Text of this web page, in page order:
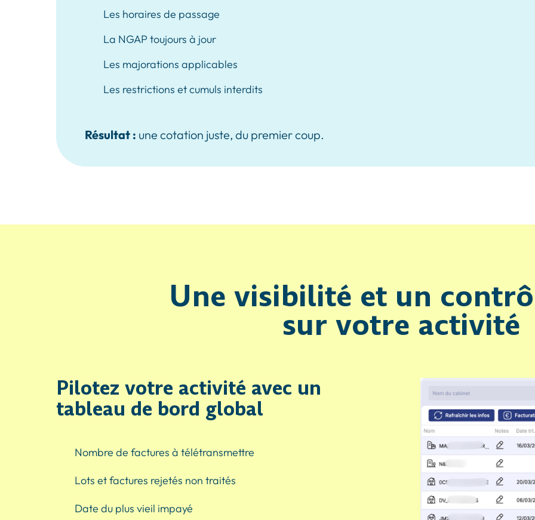
Les horaires de passage
La NGAP toujours à jour
Les majorations applicables
Les restrictions et cumuls interdits
Résultat : une cotation juste, du premier coup.
Une visibilité et un
sur votre activité
Pilotez votre activité avec un
tableau de bord global
Nombre de factures à télétransmettre
Lots et factures rejetés non traités
Date du plus vieil impayé